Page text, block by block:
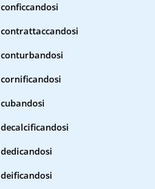
conficcandosi
contrattaccandosi
conturbandosi
cornificandosi
cubandosi
decalcificandosi
dedicandosi
deificandosi